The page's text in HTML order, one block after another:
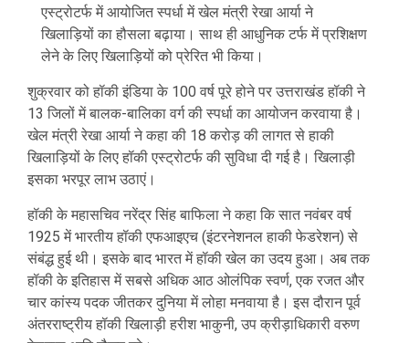
एस्ट्रोटर्फ में आयोजित स्पर्धा में खेल मंत्री रेखा आर्या ने
खिलाड़ियों का हौसला बढ़ाया। साथ ही आधुनिक टर्फ में प्रशिक्षण
लेने के लिए खिलाड़ियों को प्रेरित भी किया।
शुक्रवार को हॉकी इंडिया के 100 वर्ष पूरे होने पर उत्तराखंड हॉकी ने
13 जिलों में बालक-बालिका वर्ग की स्पर्धा का आयोजन करवाया है।
खेल मंत्री रेखा आर्या ने कहा की 18 करोड़ की लागत से हाकी
खिलाड़ियों के लिए हॉकी एस्ट्रोटर्फ की सुविधा दी गई है। खिलाड़ी
इसका भरपूर लाभ उठाएं।
हॉकी के महासचिव नरेंद्र सिंह बाफिला ने कहा कि सात नवंबर वर्ष
1925 में भारतीय हॉकी एफआइएच (इंटरनेशनल हाकी फेडरेशन) से
संबंद्ध हुई थी। इसके बाद भारत में हॉकी खेल का उदय हुआ। अब तक
हॉकी के इतिहास में सबसे अधिक आठ ओलंपिक स्वर्ण, एक रजत और
चार कांस्य पदक जीतकर दुनिया में लोहा मनवाया है। इस दौरान पूर्व
अंतरराष्ट्रीय हॉकी खिलाड़ी हरीश भाकुनी, उप क्रीड़ाधिकारी वरुण